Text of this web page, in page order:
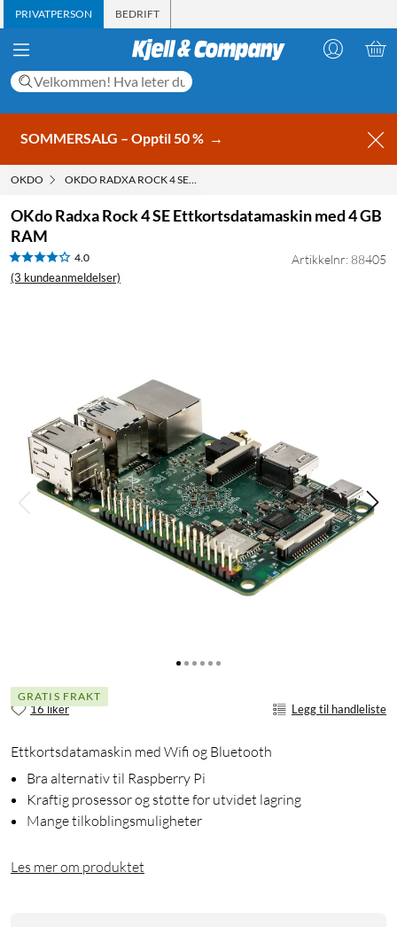
PRIVATPERSON BEDRIFT
SOMMERSALG – Opptil 50 % →
OKDO OKDO RADXA ROCK 4 SE ETTKORTSDATAMASKIN MED 4 GB RAM
OKdo Radxa Rock 4 SE Ettkortsdatamaskin med 4 GB
RAM
4.0
(3 kundeanmeldelser)
Artikkelnr: 88405
GRATIS FRAKT
16 liker Legg til handleliste
Ettkortsdatamaskin med Wifi og Bluetooth
Bra alternativ til Raspberry Pi
Kraftig prosessor og støtte for utvidet lagring
Mange tilkoblingsmuligheter
Les mer om produktet